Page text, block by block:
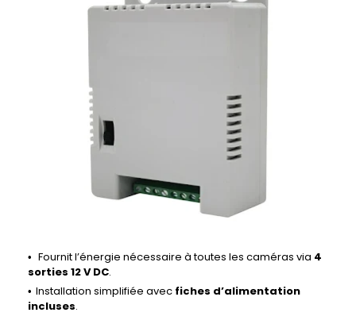
Fournit l’énergie nécessaire à toutes les caméras via 4
sorties 12 V DC.
Installation simplifiée avec fiches d’alimentation
incluses.